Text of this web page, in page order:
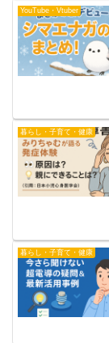
YouTube・Vtuber
暮らし・子育て・健康
暮らし・子育て・健康